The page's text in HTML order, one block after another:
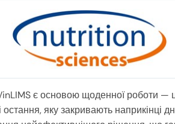
є основою щоденної роботи —
остання, яку закривають наприкінці
у
Він
Olesia Kultenko
Poultry Feed
Я користуюся
цей час вона
та ефективний
формул. Інтерфейс
обчислення точні, а